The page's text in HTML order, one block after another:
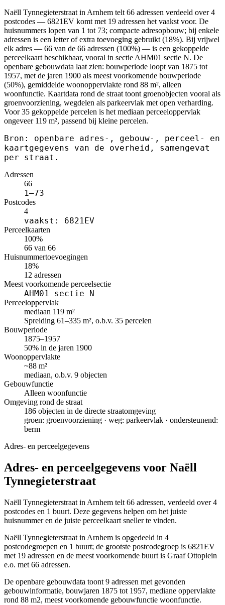
Naëll Tynnegieterstraat in Arnhem telt 66 adressen verdeeld over 4
postcodes — 6821EV komt met 19 adressen het vaakst voor. De
huisnummers lopen van 1 tot 73; compacte adresopbouw; bij enkele
adressen is een letter of extra toevoeging gebruikt (18%). Bij vrijwel
elk adres — 66 van de 66 adressen (100%) — is een gekoppelde
perceelkaart beschikbaar, vooral in sectie AHM01 sectie N. De
openbare gebouwdata laat zien: bouwperiode loopt van 1875 tot
1957, met de jaren 1900 als meest voorkomende bouwperiode
(50%), gemiddelde woonoppervlakte rond 88 m², alleen
woonfunctie. Kaartdata rond de straat toont groenobjecten vooral als
groenvoorziening, wegdelen als parkeervlak met open verharding.
Voor 35 gekoppelde percelen is het mediaan perceeloppervlak
ongeveer 119 m², passend bij kleine percelen.
Bron: openbare adres-, gebouw-, perceel- en
kaartgegevens van de overheid, samengevat
per straat.
Adressen
66
1–73
Postcodes
4
vaakst: 6821EV
Perceelkaarten
100%
66 van 66
Huisnummertoevoegingen
18%
12 adressen
Meest voorkomende perceelsectie
AHM01 sectie N
Perceeloppervlak
mediaan 119 m²
Spreiding 61–335 m², o.b.v. 35 percelen
Bouwperiode
1875–1957
50% in de jaren 1900
Woonoppervlakte
~88 m²
mediaan, o.b.v. 9 objecten
Gebouwfunctie
Alleen woonfunctie
Omgeving rond de straat
186 objecten in de directe straatomgeving
groen: groenvoorziening · weg: parkeervlak · ondersteunend:
berm
Adres- en perceelgegevens
Adres- en perceelgegevens voor Naëll
Tynnegieterstraat
Naëll Tynnegieterstraat in Arnhem telt 66 adressen, verdeeld over 4
postcodes en 1 buurt. Deze gegevens helpen om het juiste
huisnummer en de juiste perceelkaart sneller te vinden.
Naëll Tynnegieterstraat in Arnhem is opgedeeld in 4
postcodegroepen en 1 buurt; de grootste postcodegroep is 6821EV
met 19 adressen en de meest voorkomende buurt is Graaf Ottoplein
e.o. met 66 adressen.
De openbare gebouwdata toont 9 adressen met gevonden
gebouwinformatie, bouwjaren 1875 tot 1957, mediane oppervlakte
rond 88 m2, meest voorkomende gebouwfunctie woonfunctie.